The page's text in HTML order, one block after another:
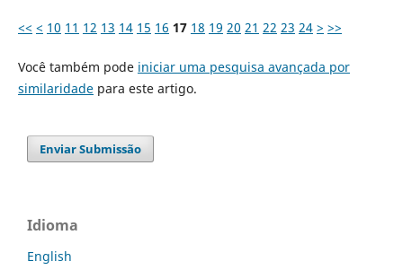
<< < 10 11 12 13 14 15 16 17 18 19 20 21 22 23 24 > >>
Você também pode iniciar uma pesquisa avançada por
similaridadepara este artigo.
Enviar Submissão
Idioma
English